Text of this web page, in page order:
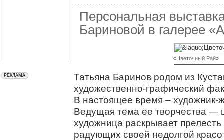
Персональная
Бариновой в галерее
«Цветочный Рай»
Татьяна Баринов родом из
художественно-графический
В настоящее время – художник-
Ведущая тема ее творчества —
художница раскрывает
радующих своей недолгой